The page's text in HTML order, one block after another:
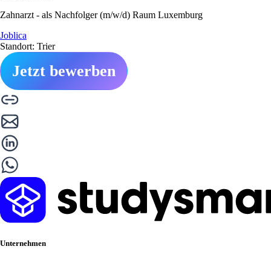
Zahnarzt - als Nachfolger (m/w/d) Raum Luxemburg
Joblica
Standort: Trier
Jetzt bewerben
Unternehmen